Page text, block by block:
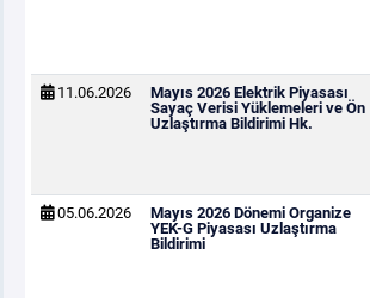
11.06.2026
Mayıs 2026 Elektrik Piyasası
Sayaç Verisi Yüklemeleri ve Ön
Uzlaştırma Bildirimi Hk.
05.06.2026
Mayıs 2026 Dönemi Organize
YEK-G Piyasası Uzlaştırma
Bildirimi